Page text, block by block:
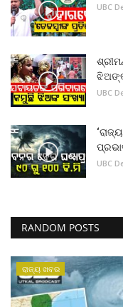
UBC
UBC
UBC
RANDOM POSTS
ରାଜ୍ୟ ଖବର